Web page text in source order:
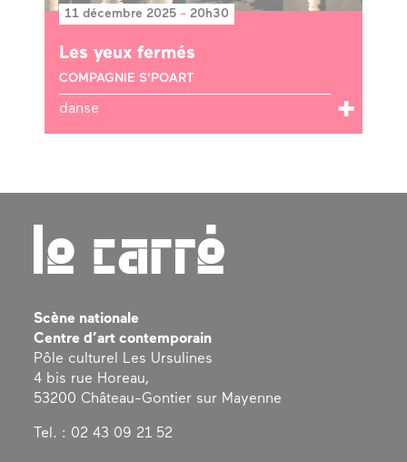
11 décembre 2025 - 20h30
Les yeux fermés
COMPAGNIE S'POART
danse
Scène nationale
Centre d’art contemporain
Pôle culturel Les Ursulines
4 bis rue Horeau,
53200 Château-Gontier sur Mayenne
Tel. : 02 43 09 21 52